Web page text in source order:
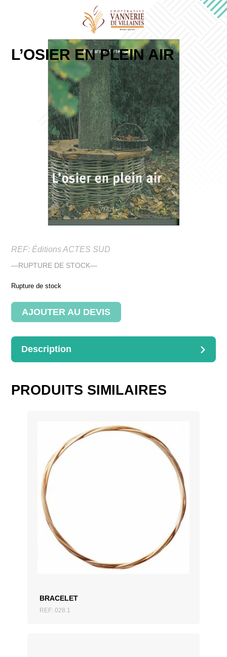
L’OSIER EN PLEIN AIR
REF: Éditions ACTES SUD
—RUPTURE DE STOCK—
Rupture de stock
AJOUTER AU DEVIS
Description
Manuel de fabrication d’objets en osier pour l’intérieur et
PRODUITS SIMILAIRES
BRACELET
REF: 028.1